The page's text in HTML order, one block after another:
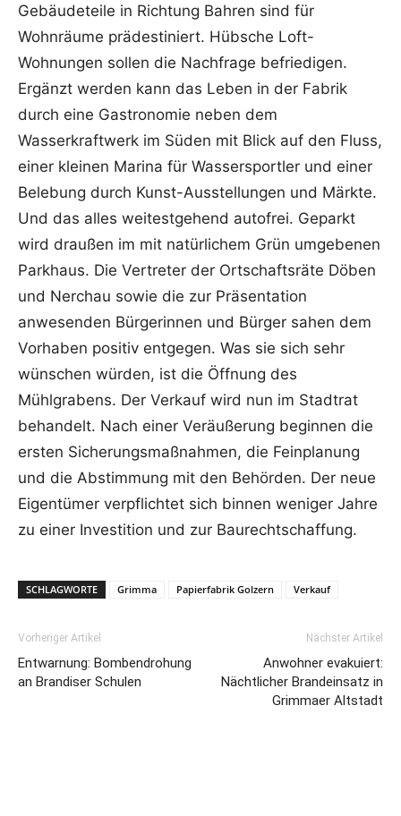
Gebäudeteile in Richtung Bahren sind für
Wohnräume prädestiniert. Hübsche Loft-
Wohnungen sollen die Nachfrage befriedigen.
Ergänzt werden kann das Leben in der Fabrik
durch eine Gastronomie neben dem
Wasserkraftwerk im Süden mit Blick auf den Fluss,
einer kleinen Marina für Wassersportler und einer
Belebung durch Kunst-Ausstellungen und Märkte.
Und das alles weitestgehend autofrei. Geparkt
wird draußen im mit natürlichem Grün umgebenen
Parkhaus. Die Vertreter der Ortschaftsräte Döben
und Nerchau sowie die zur Präsentation
anwesenden Bürgerinnen und Bürger sahen dem
Vorhaben positiv entgegen. Was sie sich sehr
wünschen würden, ist die Öffnung des
Mühlgrabens. Der Verkauf wird nun im Stadtrat
behandelt. Nach einer Veräußerung beginnen die
ersten Sicherungsmaßnahmen, die Feinplanung
und die Abstimmung mit den Behörden. Der neue
Eigentümer verpflichtet sich binnen weniger Jahre
zu einer Investition und zur Baurechtschaffung.
SCHLAGWORTE Grimma Papierfabrik Golzern Verkauf
Vorheriger Artikel
Entwarnung: Bombendrohung
an Brandiser Schulen
Nächster Artikel
Anwohner evakuiert:
Nächtlicher Brandeinsatz in
Grimmaer Altstadt